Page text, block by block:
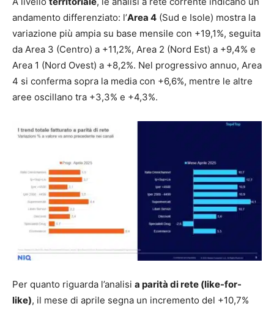
andamento differenziato: l’Area 4 (Sud e Isole) mostra la
variazione più ampia su base mensile con +19,1%, seguita
da Area 3 (Centro) a +11,2%, Area 2 (Nord Est) a +9,4% e
Area 1 (Nord Ovest) a +8,2%. Nel progressivo annuo, Area
4 si conferma sopra la media con +6,6%, mentre le altre
aree oscillano tra +3,3% e +4,3%.
Per quanto riguarda l’analisi a parità di rete (like-for-
like), il mese di aprile segna un incremento del +10,7%